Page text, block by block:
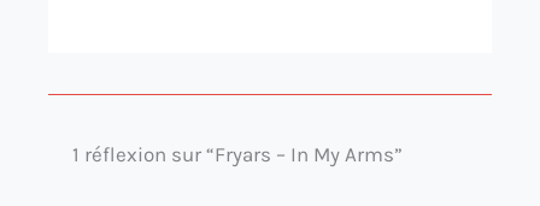
1 réflexion sur “Fryars – In My Arms”